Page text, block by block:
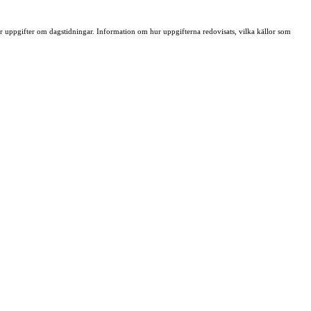
uppgifter om dagstidningar. Information om hur uppgifterna redovisats, vilka källor som